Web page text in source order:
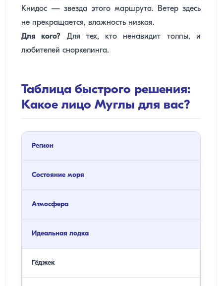
Книдос — звезда этого маршрута. Ветер здесь
не прекращается, влажность низкая.
Для кого? Для тех, кто ненавидит толпы, и
любителей сноркелинга.
Таблица быстрого решения:
Какое лицо Муглы для вас?
Регион
Состояние моря
Атмосфера
Идеальная лодка
Гёджек